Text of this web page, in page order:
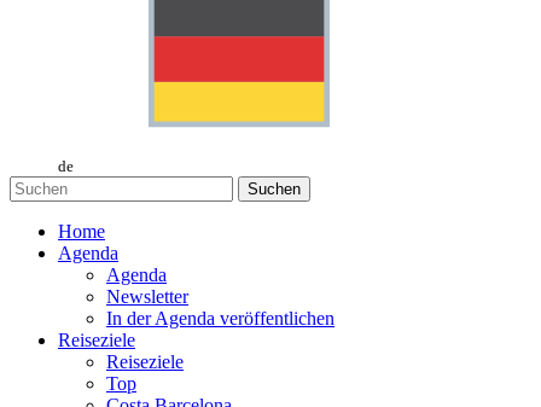
de
Suchen
Home
Agenda
Agenda
Newsletter
In der Agenda veröffentlichen
Reiseziele
Reiseziele
Top